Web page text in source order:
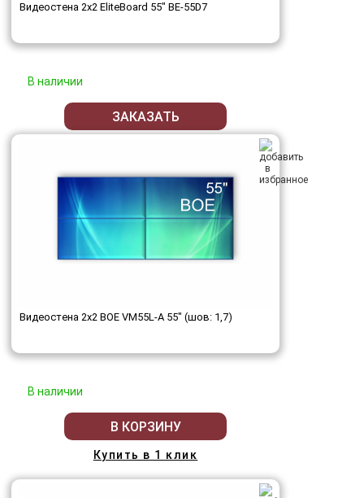
Видеостена 2x2 EliteBoard 55" BE-55D7
В наличии
ЗАКАЗАТЬ
Видеостена 2x2 BOE VM55L-A 55" (шов: 1,7)
В наличии
В КОРЗИНУ
Купить в 1 клик